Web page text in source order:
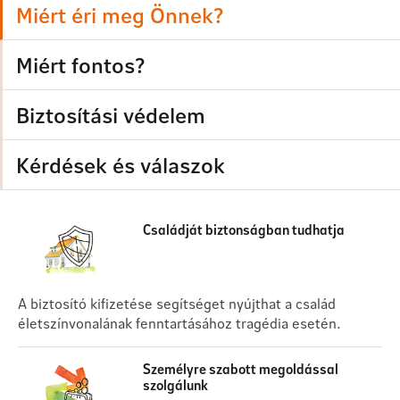
Miért éri meg Önnek?
Miért fontos?
Biztosítási védelem
Kérdések és válaszok
Családját biztonságban tudhatja
A biztosító kifizetése segítséget nyújthat a család
életszínvonalának fenntartásához tragédia esetén.
Személyre szabott megoldással
szolgálunk